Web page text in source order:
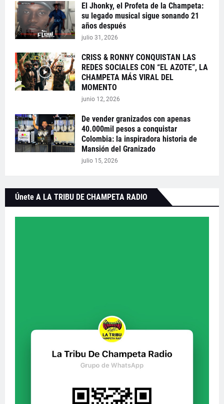
El Jhonky, el Profeta de la Champeta:
su legado musical sigue sonando 21
años después
julio 31, 2026
CRISS & RONNY CONQUISTAN LAS
REDES SOCIALES CON “EL AZOTE”, LA
CHAMPETA MÁS VIRAL DEL
MOMENTO
junio 12, 2026
De vender granizados con apenas
40.000mil pesos a conquistar
Colombia: la inspiradora historia de
Mansión del Granizado
julio 15, 2026
Únete A LA TRIBU DE CHAMPETA RADIO